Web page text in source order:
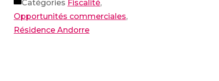
Catégories Fiscalité,
Opportunités commerciales,
Résidence Andorre